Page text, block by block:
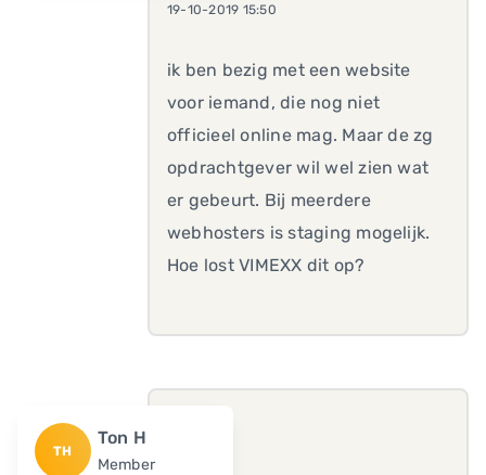
19-10-2019 15:50
ik ben bezig met een website
voor iemand, die nog niet
officieel online mag. Maar de zg
opdrachtgever wil wel zien wat
er gebeurt. Bij meerdere
webhosters is staging mogelijk.
Hoe lost VIMEXX dit op?
TH
Ton H
Member